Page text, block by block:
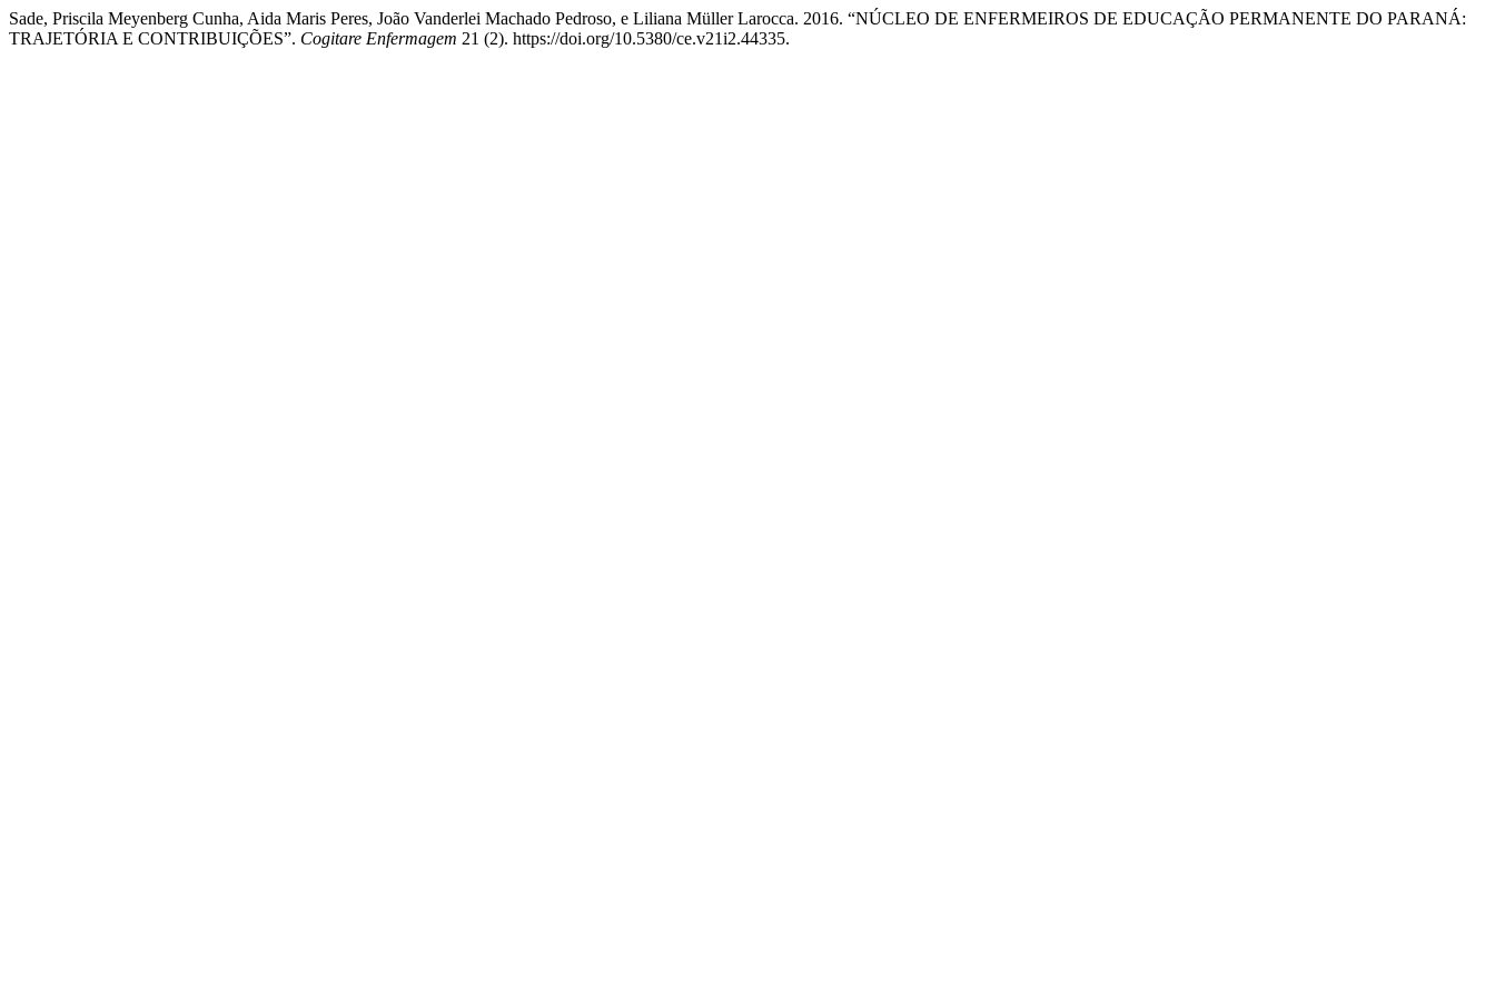
Sade, Priscila Meyenberg Cunha, Aida Maris Peres, João Vanderlei Machado Pedroso, e Liliana Müller Larocca. 2016. “NÚCLEO DE ENFERMEIROS DE EDUCAÇÃO PERMANENTE DO PARANÁ:
TRAJETÓRIA E CONTRIBUIÇÕES”. Cogitare Enfermagem 21 (2). https://doi.org/10.5380/ce.v21i2.44335.